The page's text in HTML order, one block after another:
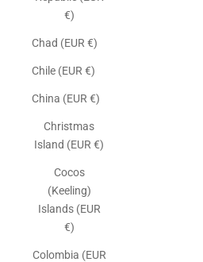
€)
Chad (EUR €)
Chile (EUR €)
China (EUR €)
Christmas
Island (EUR €)
Cocos
(Keeling)
Islands (EUR
€)
Colombia (EUR